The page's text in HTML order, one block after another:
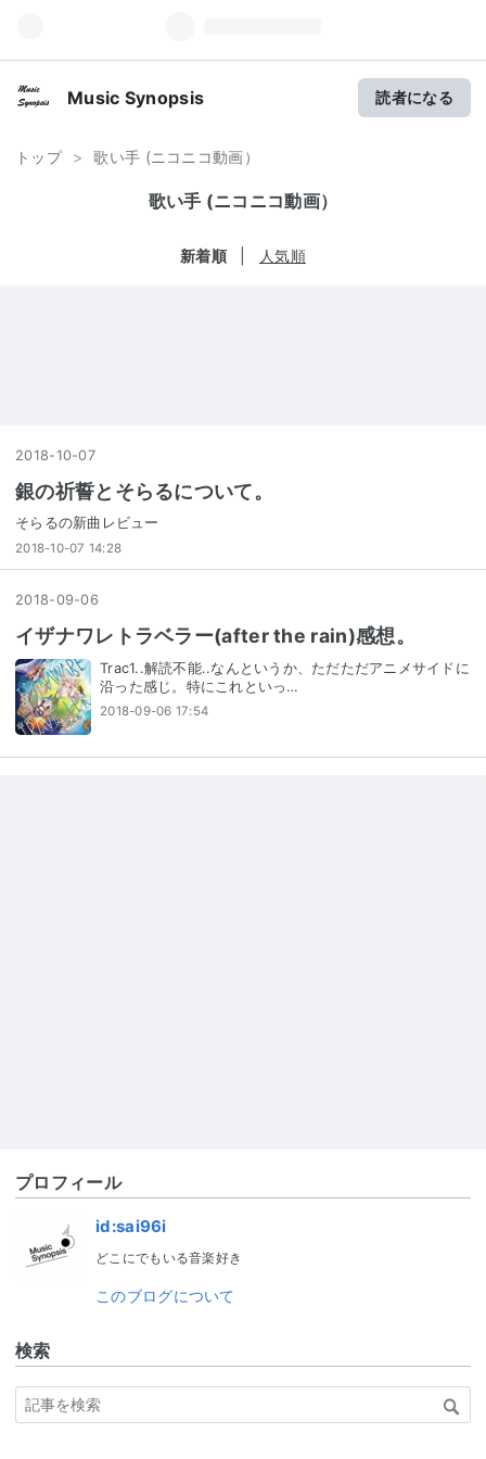
Music Synopsis 読者になる
トップ > 歌い手 (ニコニコ動画）
歌い手 (ニコニコ動画）
新着順 人気順
2018-10-07
銀の祈誓とそらるについて。
そらるの新曲レビュー
2018-10-07 14:28
2018-09-06
イザナワレトラベラー(after the rain)感想。
Trac1..解読不能..なんというか、ただただアニメサイドに
沿った感じ。特にこれといっ…
2018-09-06 17:54
プロフィール
id:sai96i
どこにでもいる音楽好き
このブログについて
検索